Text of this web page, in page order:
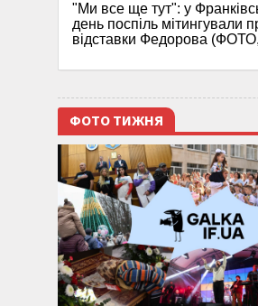
"Ми все ще тут": у
день поспіль мітингували
відставки Федорова
ФОТО ТИЖНЯ